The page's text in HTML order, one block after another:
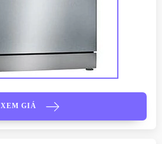
XEM GIÁ